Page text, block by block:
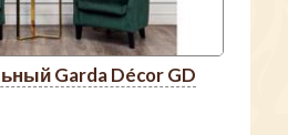
Garda Décor GD